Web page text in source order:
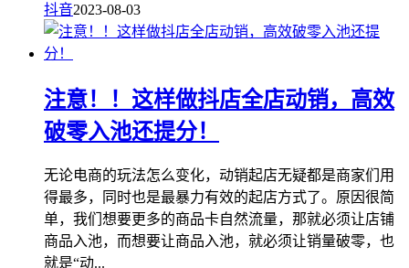
抖音2023-08-03
注意！！这样做抖店全店动销，高效
破零入池还提分！
无论电商的玩法怎么变化，动销起店无疑都是商家们用
得最多，同时也是最暴力有效的起店方式了。原因很简
单，我们想要更多的商品卡自然流量，那就必须让店铺
商品入池，而想要让商品入池，就必须让销量破零，也
就是“动...